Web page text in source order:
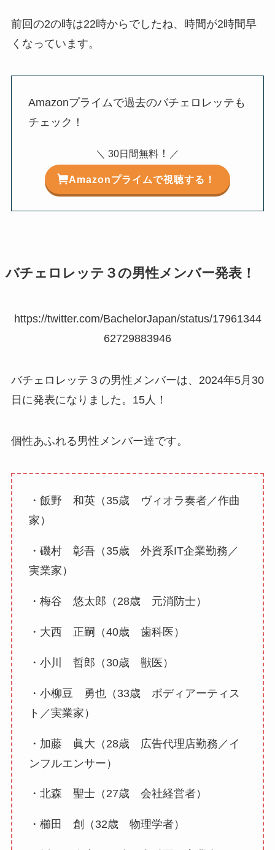
前回の2の時は22時からでしたね、時間が2時間早
くなっています。
Amazonプライムで過去のバチェロレッテも
チェック！
＼ 30日間無料 ！ ／
Amazonプライムで視聴する！
バチェロレッテ３の男性メンバー発表！
https://twitter.com/BachelorJapan/status/17961344
62729883946
バチェロレッテ３の男性メンバーは、2024年5月30
日に発表になりました。15人！
個性あふれる男性メンバー達です。
・飯野 和英（35歳 ヴィオラ奏者／作曲
家）
・磯村 彰吾（35歳 外資系IT企業勤務／
実業家）
・梅谷 悠太郎（28歳 元消防士）
・大西 正嗣（40歳 歯科医）
・小川 哲郎（30歳 獣医）
・小柳豆 勇也（33歳 ボディアーティス
ト／実業家）
・加藤 眞大（28歳 広告代理店勤務／イ
ンフルエンサー）
・北森 聖士（27歳 会社経営者）
・櫛田 創（32歳 物理学者）